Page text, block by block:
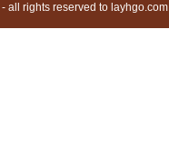
all rights reserved to layhgo.com